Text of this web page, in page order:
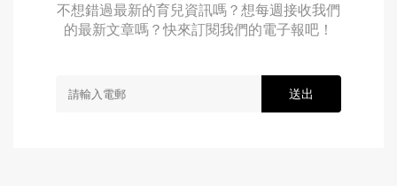
不想錯過最新的育兒資訊嗎？想每週接收我們
的最新文章嗎？快來訂閱我們的電子報吧！
送出